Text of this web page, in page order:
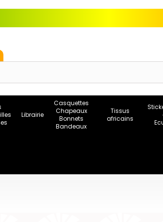
Librairie
Casquettes
Chapeaux
Bonnets
Bandeaux
Tissus
africains